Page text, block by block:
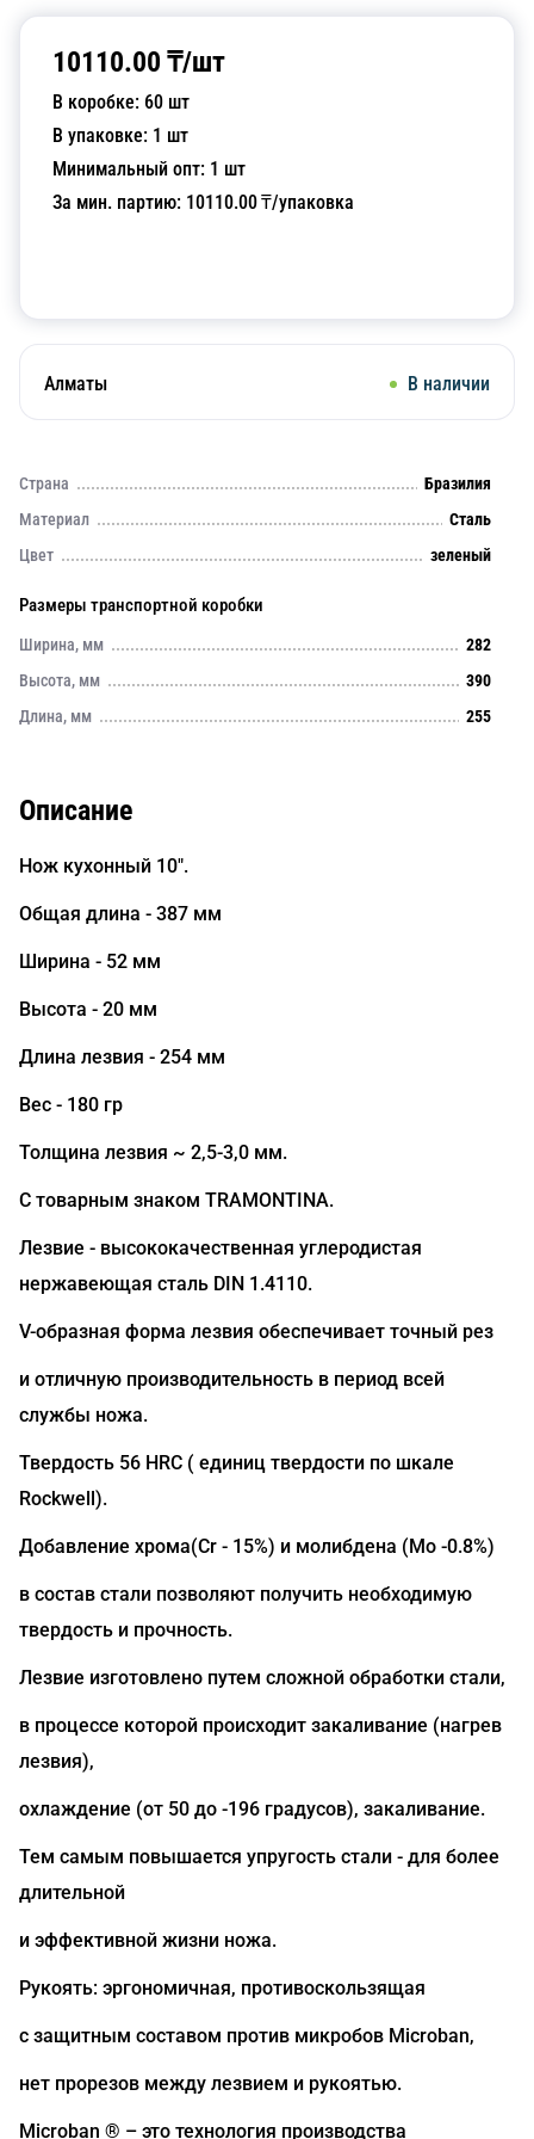
10110.00 ₸/шт
В коробке: 60 шт
В упаковке: 1 шт
Минимальный опт: 1 шт
За мин. партию: 10110.00₸/упаковка
Алматы В наличии
Страна
Бразилия
Материал
Сталь
Цвет
зеленый
Размеры транспортной коробки
Ширина, мм
282
Высота, мм
390
Длина, мм
255
Описание
Нож кухонный 10".
Общая длина - 387 мм
Ширина - 52 мм
Высота - 20 мм
Длина лезвия - 254 мм
Вес - 180 гр
Толщина лезвия ~ 2,5-3,0 мм.
С товарным знаком TRAMONTINA.
Лезвие - высококачественная углеродистая
нержавеющая сталь DIN 1.4110.
V-образная форма лезвия обеспечивает точный рез
и отличную производительность в период всей
службы ножа.
Твердость 56 HRC ( единиц твердости по шкале
Rockwell).
Добавление хрома(Сr - 15%) и молибдена (Mo -0.8%)
в состав стали позволяют получить необходимую
твердость и прочность.
Лезвие изготовлено путем сложной обработки стали,
в процессе которой происходит закаливание (нагрев
лезвия),
охлаждение (от 50 до -196 градусов), закаливание.
Тем самым повышается упругость стали - для более
длительной
и эффективной жизни ножа.
Рукоять: эргономичная, противоскользящая
с защитным составом против микробов Microban,
нет прорезов между лезвием и рукоятью.
Microban ® – это технология производства